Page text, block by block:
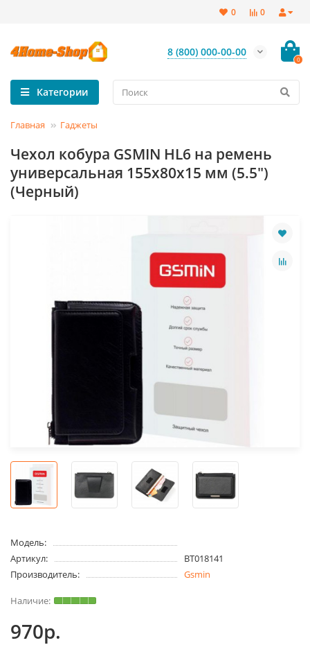
0
0
8 (800) 000-00-00
0
Категории
Главная Гаджеты
Чехол кобура GSMIN HL6 на ремень
универсальная 155x80x15 мм (5.5")
(Черный)
Модель:
Артикул:
BT018141
Производитель:
Gsmin
970р.